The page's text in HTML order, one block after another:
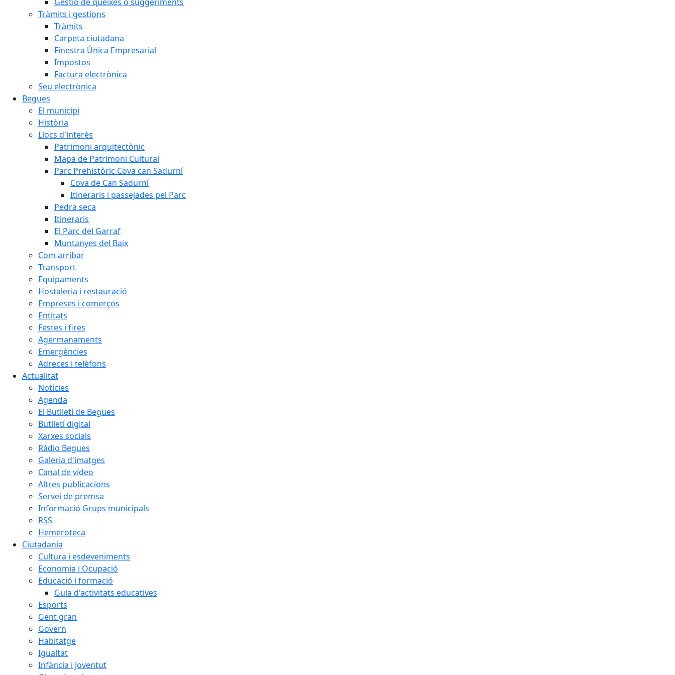
Tràmits i gestions
Tràmits
Carpeta ciutadana
Finestra Única Empresarial
Impostos
Factura electrònica
Seu electrònica
Begues
El municipi
Història
Llocs d'interès
Patrimoni arquitectònic
Mapa de Patrimoni Cultural
Parc Prehistòric Cova can Sadurní
Cova de Can Sadurní
Itineraris i passejades pel Parc
Pedra seca
Itineraris
El Parc del Garraf
Muntanyes del Baix
Com arribar
Transport
Equipaments
Hostaleria i restauració
Empreses i comerços
Entitats
Festes i fires
Agermanaments
Emergències
Adreces i telèfons
Actualitat
Notícies
Agenda
El Butlletí de Begues
Butlletí digital
Xarxes socials
Ràdio Begues
Galeria d'imatges
Canal de vídeo
Altres publicacions
Servei de premsa
Informació Grups municipals
RSS
Hemeroteca
Ciutadania
Cultura i esdeveniments
Economia i Ocupació
Educació i formació
Guia d'activitats educatives
Esports
Gent gran
Govern
Habitatge
Igualtat
Infància i Joventut